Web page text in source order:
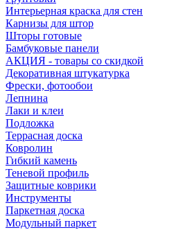
Интерьерная краска для стен
Карнизы для штор
Шторы готовые
Бамбуковые панели
АКЦИЯ - товары со скидкой
Декоративная штукатурка
Фрески, фотообои
Лепнина
Лаки и клеи
Подложка
Террасная доска
Ковролин
Гибкий камень
Теневой профиль
Защитные коврики
Инструменты
Паркетная доска
Модульный паркет